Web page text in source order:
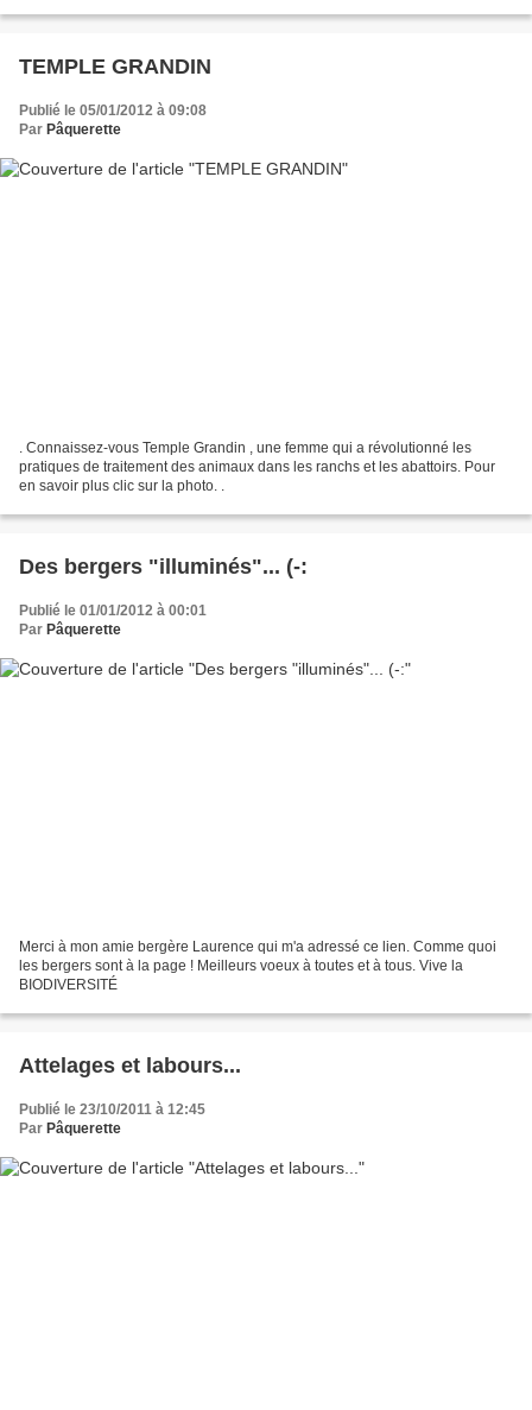
TEMPLE GRANDIN
Publié le 05/01/2012 à 09:08
Par Pâquerette
. Connaissez-vous Temple Grandin , une femme qui a révolutionné les
pratiques de traitement des animaux dans les ranchs et les abattoirs. Pour
en savoir plus clic sur la photo. .
Des bergers "illuminés"... (-:
Publié le 01/01/2012 à 00:01
Par Pâquerette
Merci à mon amie bergère Laurence qui m'a adressé ce lien. Comme quoi
les bergers sont à la page ! Meilleurs voeux à toutes et à tous. Vive la
BIODIVERSITÉ
Attelages et labours...
Publié le 23/10/2011 à 12:45
Par Pâquerette